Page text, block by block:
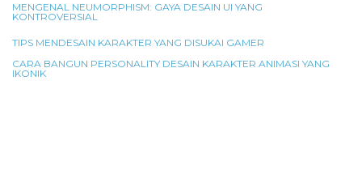
MENGENAL NEUMORPHISM: GAYA DESAIN UI YANG
KONTROVERSIAL
TIPS MENDESAIN KARAKTER YANG DISUKAI GAMER
CARA BANGUN PERSONALITY DESAIN KARAKTER ANIMASI YANG
IKONIK